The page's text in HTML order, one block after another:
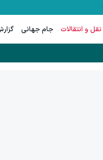
نقل و انتقالات جام جهانی